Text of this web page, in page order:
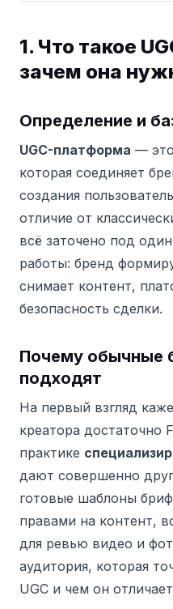
1. Что такое
зачем она
Определение и
UGC-платформа —
которая соединяет
создания
отличие от
всё заточено под
работы: бренд
снимает контент,
безопасность сделки.
Почему обычные
подходят
На первый взгляд
креатора достаточно
практике
дают совершенно
готовые шаблоны
правами на контент,
для ревью видео и
аудитория, которая
UGC и чем он